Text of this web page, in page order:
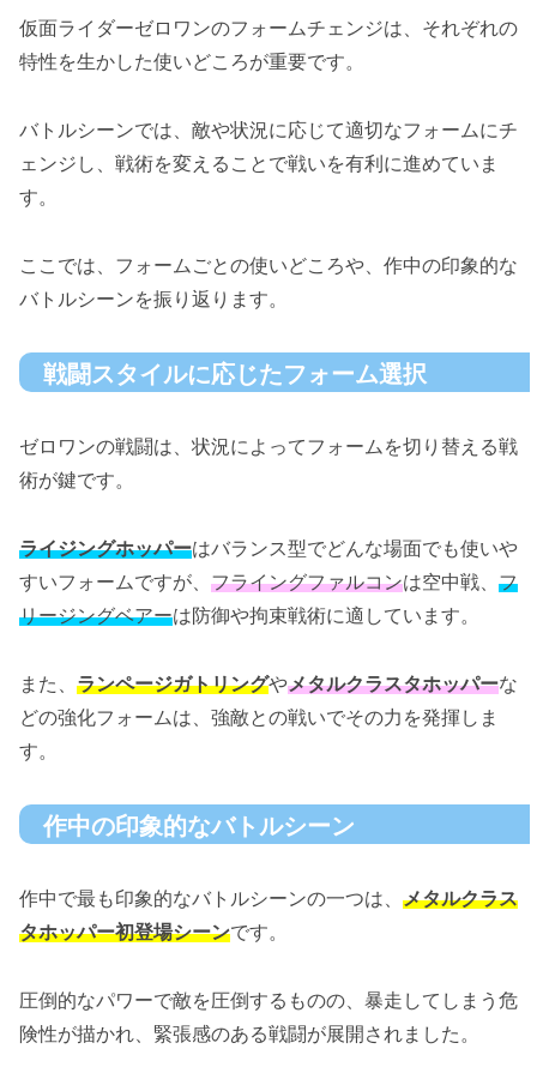
仮面ライダーゼロワンのフォームチェンジは、それぞれの
特性を生かした使いどころが重要です。
バトルシーンでは、敵や状況に応じて適切なフォームにチ
ェンジし、戦術を変えることで戦いを有利に進めていま
す。
ここでは、フォームごとの使いどころや、作中の印象的な
バトルシーンを振り返ります。
戦闘スタイルに応じたフォーム選択
ゼロワンの戦闘は、状況によってフォームを切り替える戦
術が鍵です。
ライジングホッパーはバランス型でどんな場面でも使いや
すいフォームですが、 フライングファルコンは空中戦、 フ
リージングベアーは防御や拘束戦術に適しています。
また、 ランページガトリングやメタルクラスタホッパーな
どの強化フォームは、強敵との戦いでその力を発揮しま
す。
作中の印象的なバトルシーン
作中で最も印象的なバトルシーンの一つは、 メタルクラス
タホッパー初登場シーンです。
圧倒的なパワーで敵を圧倒するものの、暴走してしまう危
険性が描かれ、緊張感のある戦闘が展開されました。